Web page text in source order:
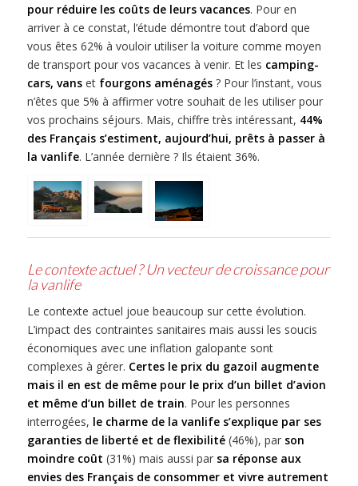
pour réduire les coûts de leurs vacances. Pour en
arriver à ce constat, l’étude démontre tout d’abord que
vous êtes 62% à vouloir utiliser la voiture comme moyen
de transport pour vos vacances à venir. Et les camping-
cars, vanset fourgons aménagés? Pour l’instant, vous
n’êtes que 5% à affirmer votre souhait de les utiliser pour
vos prochains séjours. Mais, chiffre très intéressant, 44%
des Français s’estiment, aujourd’hui, prêts à passer à
la vanlife. L’année dernière ? Ils étaient 36%.
Le contexte actuel ? Un vecteur de croissance pour
la vanlife
Le contexte actuel joue beaucoup sur cette évolution.
L’impact des contraintes sanitaires mais aussi les soucis
économiques avec une inflation galopante sont
complexes à gérer. Certes le prix du gazoil augmente
mais il en est de même pour le prix d’un billet d’avion
et même d’un billet de train. Pour les personnes
interrogées, le charme de la vanlife s’explique par ses
garanties de liberté et de flexibilité(46%), par son
moindre coût (31%) mais aussi par sa réponse aux
envies des Français de consommer et vivre autrement